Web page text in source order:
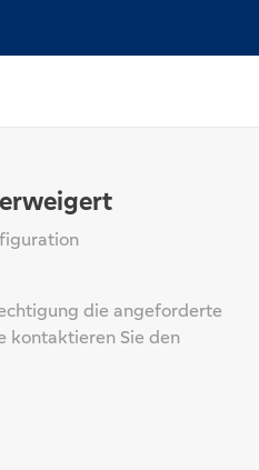
die angeforderte
kontaktieren Sie den